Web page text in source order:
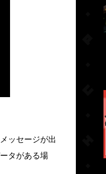
ッセージが出
タがある場